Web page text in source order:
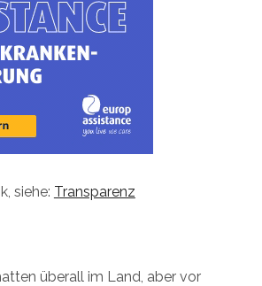
siehe: Transparenz
überall im Land, aber vor